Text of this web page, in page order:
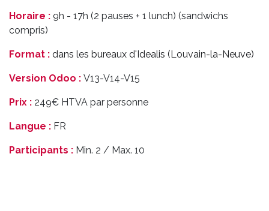
Horaire : 9h - 17h (2 pauses + 1 lunch) (sandwichs
compris)
Format : dans les bureaux d'Idealis (Louvain-la-Neuve)
Version Odoo : V13-V14-V15
Prix : 249€ HTVA par personne
Langue : FR
Participants : Min. 2 / Max. 10